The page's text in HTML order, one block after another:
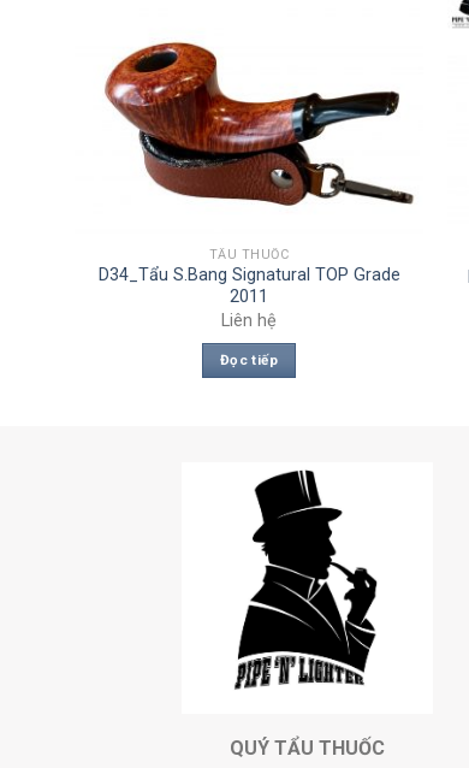
TẨU THUỐC
D34_Tẩu S.Bang Signatural TOP Grade
2011
Liên hệ
Đọc tiếp
QUÝ TẨU THUỐC